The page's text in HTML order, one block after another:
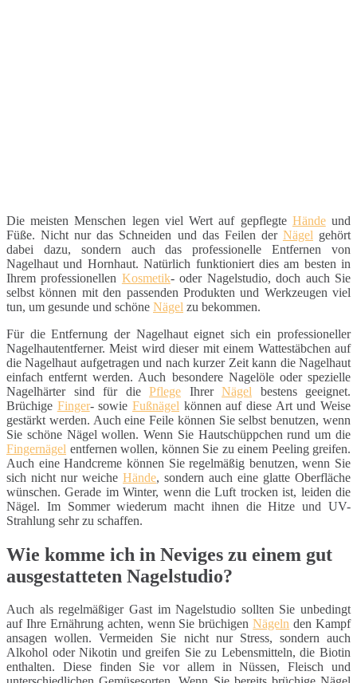
Die meisten Menschen legen viel Wert auf gepflegte Händeund
Füße. Nicht nur das Schneiden und das Feilen der Nägel gehört
dabei dazu, sondern auch das professionelle Entfernen von
Nagelhaut und Hornhaut. Natürlich funktioniert dies am besten in
Ihrem professionellen Kosmetik- oder Nagelstudio, doch auch Sie
selbst können mit den passenden Produkten und Werkzeugen viel
tun, um gesunde und schöne Nägel zu bekommen.
Für die Entfernung der Nagelhaut eignet sich ein professioneller
Nagelhautentferner. Meist wird dieser mit einem Wattestäbchen auf
die Nagelhaut aufgetragen und nach kurzer Zeit kann die Nagelhaut
einfach entfernt werden. Auch besondere Nagelöle oder spezielle
Nagelhärter sind für die Pflege Ihrer Nägel bestens geeignet.
Brüchige Finger- sowieFußnägel können auf diese Art und Weise
gestärkt werden. Auch eine Feile können Sie selbst benutzen, wenn
Sie schöne Nägel wollen. Wenn Sie Hautschüppchen rund um die
Fingernägel entfernen wollen, können Sie zu einem Peeling greifen.
Auch eine Handcreme können Sie regelmäßig benutzen, wenn Sie
sich nicht nur weiche Hände, sondern auch eine glatte Oberfläche
wünschen. Gerade im Winter, wenn die Luft trocken ist, leiden die
Nägel. Im Sommer wiederum macht ihnen die Hitze und UV-
Strahlung sehr zu schaffen.
Wie komme ich in Neviges zu einem gut
ausgestatteten Nagelstudio?
Auch als regelmäßiger Gast im Nagelstudio sollten Sie unbedingt
auf Ihre Ernährung achten, wenn Sie brüchigenNägeln den Kampf
ansagen wollen. Vermeiden Sie nicht nur Stress, sondern auch
Alkohol oder Nikotin und greifen Sie zu Lebensmitteln, die Biotin
enthalten. Diese finden Sie vor allem in Nüssen, Fleisch und